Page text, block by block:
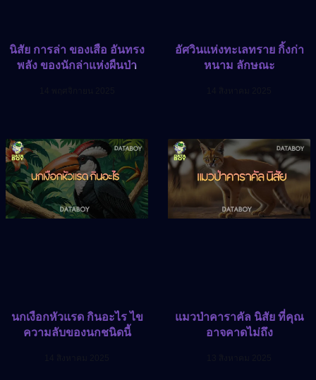
นิสัย การล่า ของเสือ อันทรง
พลัง ของนักล่าแห่งผืนป่า
อัศวินแห่งทะเลทราย กิ้งก่า
หนาม ลักษณะ
นกเงือกหัวแรด กินอะไร ไข
ความลับของนกชนิดนี้
แมวป่าคาราคัล นิสัย ที่คุณ
อาจคาดไม่ถึง